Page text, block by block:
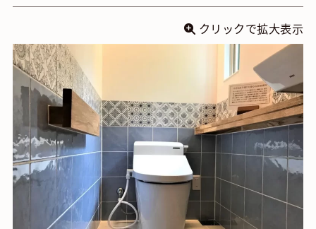
クリックで拡大表示